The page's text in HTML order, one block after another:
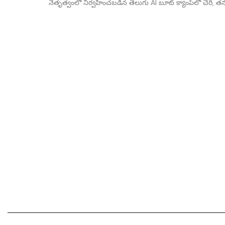
నేతృత్వంలో నిర్వహించబడిన తెలుగు AI బూట్ క్యాంప్‌లో చేరి,